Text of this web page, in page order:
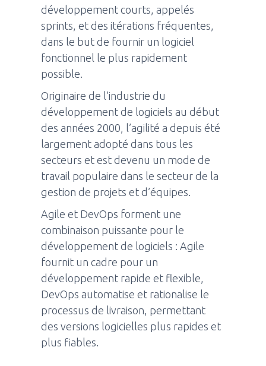
développement courts, appelés
sprints, et des itérations fréquentes,
dans le but de fournir un logiciel
fonctionnel le plus rapidement
possible.
Originaire de l’industrie du
développement de logiciels au début
des années 2000, l’agilité a depuis été
largement adopté dans tous les
secteurs et est devenu un mode de
travail populaire dans le secteur de la
gestion de projets et d’équipes.
Agile et DevOps forment une
combinaison puissante pour le
développement de logiciels : Agile
fournit un cadre pour un
développement rapide et flexible,
DevOps automatise et rationalise le
processus de livraison, permettant
des versions logicielles plus rapides et
plus fiables.